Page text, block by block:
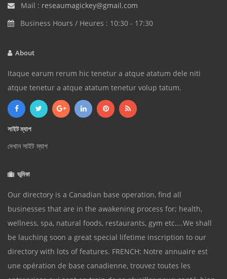
Mail : reseaumagickey@gmail.com
Business Hours / Heures : 10:30 - 17:30
About
Itaque earum rerum hic tenetur a atque atatum dele niti
atque tenetur a atque atatum tenetur volup tatum.
সাইট ম্যাপ
দেখান সাইট ম্যাপ
ভূমিকা
Our directory is a Canadian base operation, find all
businesses that are in the awakening process for; health,
wellness, spa, natural foods, restaurants, gym etc....We shall
be lauching soon a great special lifetime inscription to our
directory with lots of features. FRENCH: Notre annuaire est
une opération de base canadienne, trouvez toutes les